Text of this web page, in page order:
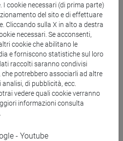
E SOCIETÀ DELL'ASIA
- Laurea
/cina
I cookie necessari (di prima parte)
del sito e di effettuare
Cliccando sulla X in alto a destra
necessari. Se acconsenti,
cookie che abilitano le
e forniscono statistiche sul loro
raccolti saranno condivisi
potrebbero associarli ad altre
di pubblicità, ecc.
vedere quali cookie verranno
informazioni consulta
- Youtube